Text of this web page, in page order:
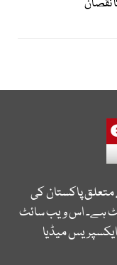
پاکستان کی
ہے۔ اس ویب سائٹ
میڈیا